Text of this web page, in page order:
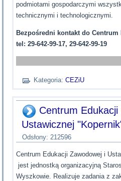
podmiotami gospodarczymi
technicznymi i technologicznymi.
Bezpośredni kontakt do Centrum
tel: 29-642-99-17, 29-642-99-19
Kategoria:CEZiU
Centrum Edukacji
Ustawicznej
Odsłony: 212596
Centrum Edukacji Zawodowej i
jest jednostką organizacyjną
Wyszkowie. Realizuje zadania z